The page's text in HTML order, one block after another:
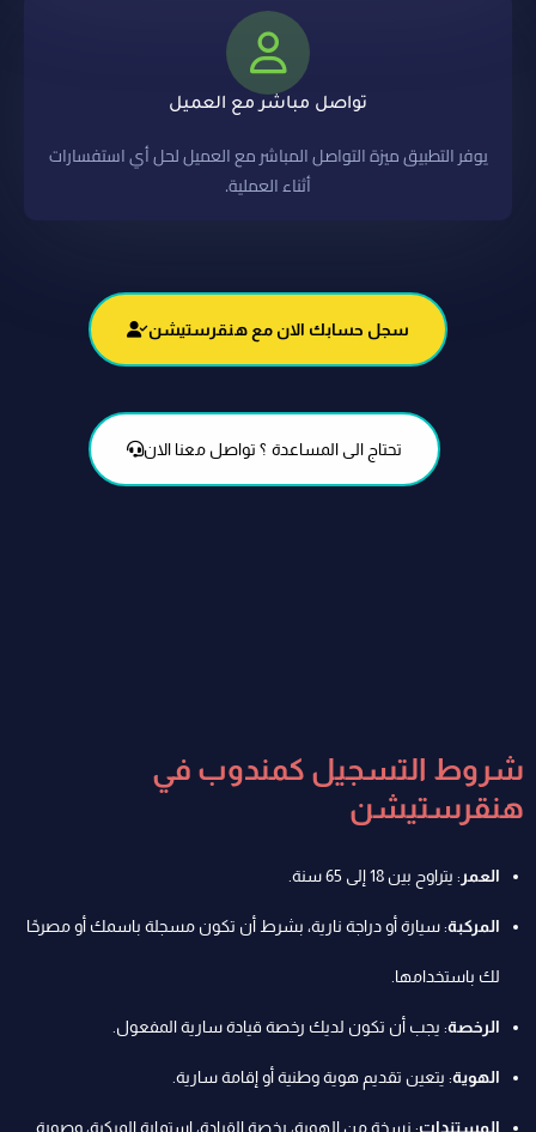
تواصل مباشر مع العميل
يوفر التطبيق ميزة التواصل المباشر مع العميل لحل أي استفسارات
أثناء العملية.
سجل حسابك الان مع هنقرستيشن
تحتاج الى المساعدة ؟ تواصل معنا الان
شروط التسجيل كمندوب في
هنقرستيشن
العمر : يتراوح بين 18 إلى 65 سنة.
المركبة: سيارة أو دراجة نارية، بشرط أن تكون مسجلة باسمك أو مصرحًا
لك باستخدامها.
الرخصة: يجب أن تكون لديك رخصة قيادة سارية المفعول.
الهوية: يتعين تقديم هوية وطنية أو إقامة سارية.
المستندات: نسخة من الهوية، رخصة القيادة، استمارة المركبة، وصورة